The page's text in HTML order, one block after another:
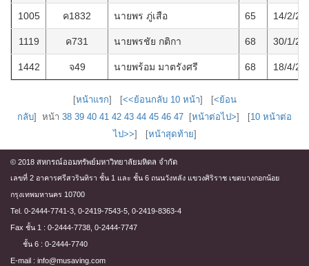
1005 ค1832 นายพร ภู่เสือ 65 14/2/
1119 ค731 นายพรชัย กติกา 68 30/1/
1442 จ49 นายพร้อม มาตรังศรี 68 18/4/
[หน้าแรก] [<<ย้อนกลับ 10 หน้า] [<ย้อน
กลับ] หน้า 38 39 40 41 42 43 44 45 46 47 [หน้าต่อไป>] [10 หน้าต่อ
ไป>>] [หน้าสุดท้าย]
© 2018 สหกรณ์ออมทรัพย์มหาวิทยาลัยมหิดล จำกัด
เลขที่ 2 อาคารศรีสวรินทิรา ชั้น 1 และ ชั้น 6 ถนนวังหลัง แขวงศิริราช เขตบางกอกน้อย
กรุงเทพมหานคร 10700
Tel. 0-2444-7741-3, 0-2419-7543-5, 0-2419-8363-4
Fax ชั้น 1 : 0-2444-7738, 0-2444-7747
ชั้น 6 : 0-2444-7740
E-mail : info@musaving.com